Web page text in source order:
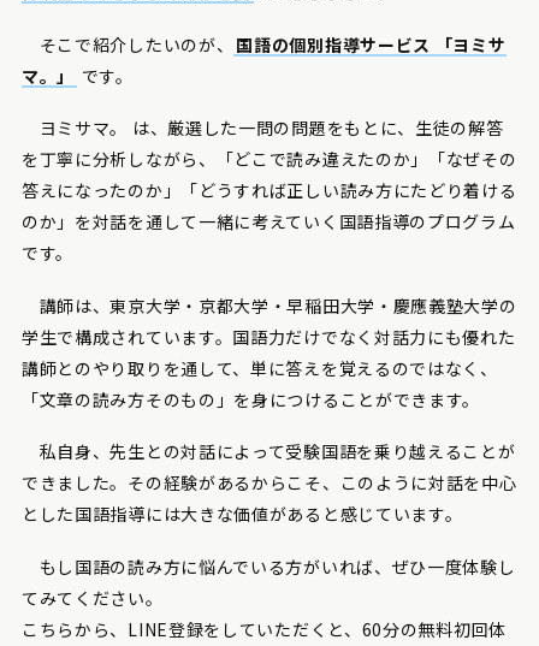
そこで紹介したいのが、
国語の個別指導サービス 「ヨミサ
マ。」
です。
ヨミサマ。 は、厳選した一問の問題をもとに、生徒の解答
を丁寧に分析しながら、「どこで読み違えたのか」「なぜその
答えになったのか」「どうすれば正しい読み方にたどり着ける
のか」を対話を通して一緒に考えていく国語指導のプログラム
です。
講師は、東京大学・京都大学・早稲田大学・慶應義塾大学の
学生で構成されています。国語力だけでなく対話力にも優れた
講師とのやり取りを通して、単に答えを覚えるのではなく、
「文章の読み方そのもの」を身につけることができます。
私自身、先生との対話によって受験国語を乗り越えることが
できました。その経験があるからこそ、このように対話を中心
とした国語指導には大きな価値があると感じています。
もし国語の読み方に悩んでいる方がいれば、ぜひ一度体験し
てみてください。
こちらから、LINE登録をしていただくと、60分の無料初回体